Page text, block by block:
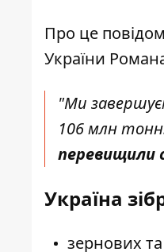
Про це
України
"Ми
106 млн
перевищили
Україна
зернових